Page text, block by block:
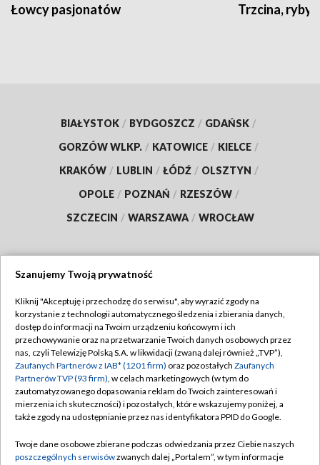
Łowcy pasjonatów Trzcina, ryby
BIAŁYSTOK / BYDGOSZCZ / GDAŃSK /
GORZÓW WLKP. / KATOWICE / KIELCE /
KRAKÓW / LUBLIN / ŁÓDŹ / OLSZTYN /
OPOLE / POZNAŃ / RZESZÓW /
SZCZECIN / WARSZAWA / WROCŁAW
TVP
Abonament TVP
Emisja w TVP
Centrum informacji TVP
Naziemna Telewizja Cyfrowa
Rada Programowa
Regulamin TVP
Polityka prywatności
Moje zgody
Pomoc
Kontakt
Szanujemy Twoją prywatność
Kliknij "Akceptuję i przechodzę do serwisu", aby wyrazić zgody na
korzystanie z technologii automatycznego śledzenia i zbierania danych,
dostęp do informacji na Twoim urządzeniu końcowym i ich
przechowywanie oraz na przetwarzanie Twoich danych osobowych przez
nas, czyli Telewizję Polską S.A. w likwidacji (zwaną dalej również „TVP”),
Zaufanych Partnerów z IAB* (1201 firm) oraz pozostałych Zaufanych
Partnerów TVP (93 firm), w celach marketingowych (w tym do
zautomatyzowanego dopasowania reklam do Twoich zainteresowań i
mierzenia ich skuteczności) i pozostałych, które wskazujemy poniżej, a
także zgody na udostępnianie przez nas identyfikatora PPID do Google.
Twoje dane osobowe zbierane podczas odwiedzania przez Ciebie naszych
poszczególnych serwisówzwanych dalej „Portalem”, w tym informacje